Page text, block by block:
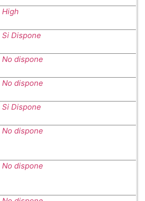
High
Si Dispone
No dispone
No dispone
Si Dispone
No dispone
No dispone